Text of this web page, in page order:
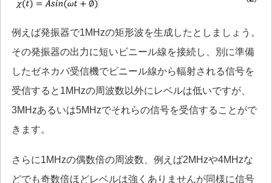
例えば発振器で1MHzの矩形波を生成したとしましょう。
その発振器の出力に短いビニール線を接続し、別に準備
したゼネカバ受信機でビニール線から輻射される信号を
受信すると1MHzの周波数以外にレベルは低いですが、
3MHzあるいは5MHzでそれらの信号を受信することがで
きます。
さらに1MHzの偶数倍の周波数、例えば2MHzや4MHzな
どでも奇数倍ほどレベルは強くありませんが同様に信号